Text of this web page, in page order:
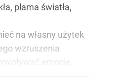
plama światła,
na własny użytek
wzruszenia
emocje.